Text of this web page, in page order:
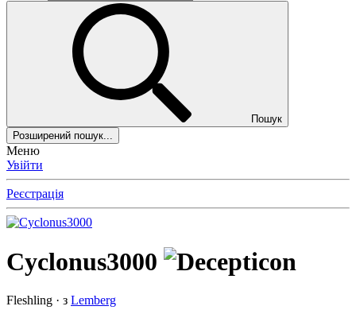
Пошук
Розширений пошук...
Меню
Увійти
Реєстрація
Cyclonus3000
Fleshling · з Lemberg